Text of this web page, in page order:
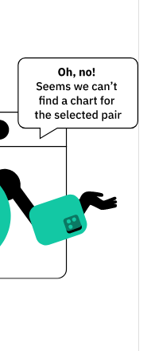
/ $<0.000001
/ $<0.000001
/ $<0.000001